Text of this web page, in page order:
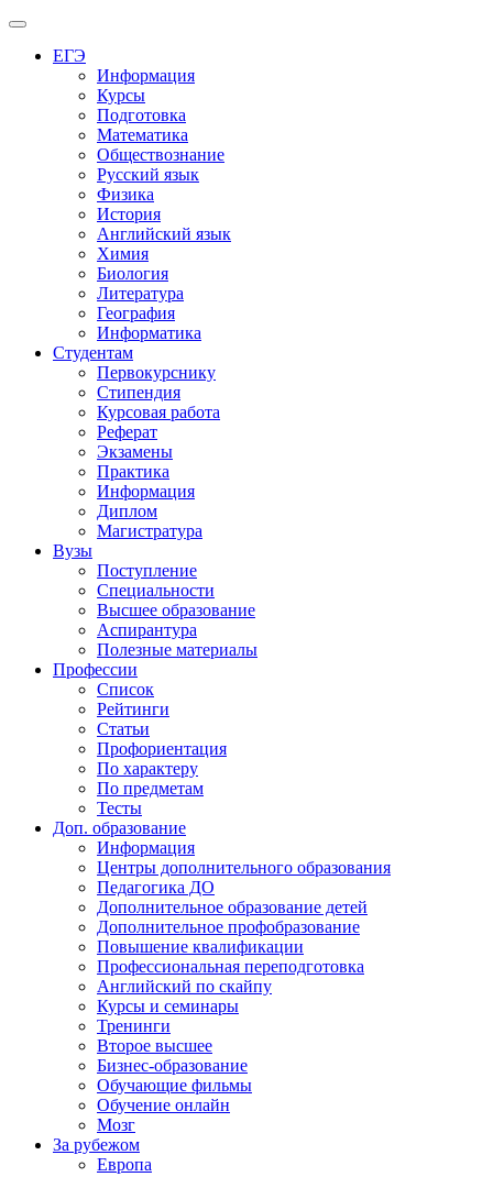
Меню
ЕГЭ
Информация
Курсы
Подготовка
Математика
Обществознание
Русский язык
Физика
История
Английский язык
Химия
Биология
Литература
География
Информатика
Студентам
Первокурснику
Стипендия
Курсовая работа
Реферат
Экзамены
Практика
Информация
Диплом
Магистратура
Вузы
Поступление
Специальности
Высшее образование
Аспирантура
Полезные материалы
Профессии
Список
Рейтинги
Статьи
Профориентация
По характеру
По предметам
Тесты
Доп. образование
Информация
Центры дополнительного образования
Педагогика ДО
Дополнительное образование детей
Дополнительное профобразование
Повышение квалификации
Профессиональная переподготовка
Английский по скайпу
Курсы и семинары
Тренинги
Второе высшее
Бизнес-образование
Обучающие фильмы
Обучение онлайн
Мозг
За рубежом
Европа